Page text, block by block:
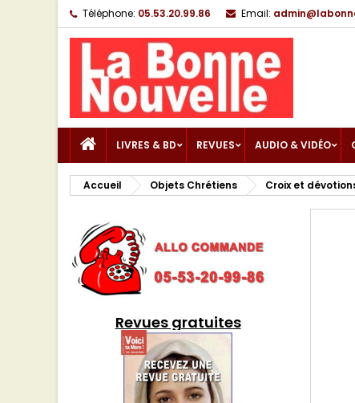
Téléphone: 05.53.20.99.86 Email:
LIVRES & BD REVUES AUDIO & VIDÉO
Accueil Objets Chrétiens Croix et
Revues gratuites